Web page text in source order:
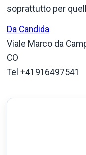
soprattutto per
Da Candida
Viale Marco da
CO
Tel +41916497541